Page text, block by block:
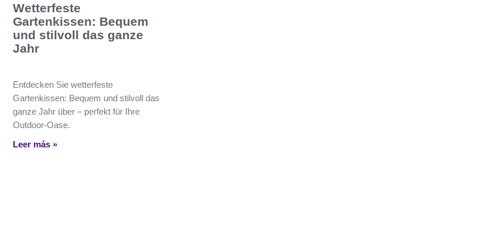
Wetterfeste
Gartenkissen: Bequem
und stilvoll das ganze
Jahr
Entdecken Sie wetterfeste
Gartenkissen: Bequem und stilvoll das
ganze Jahr über – perfekt für Ihre
Outdoor-Oase.
Leer más »